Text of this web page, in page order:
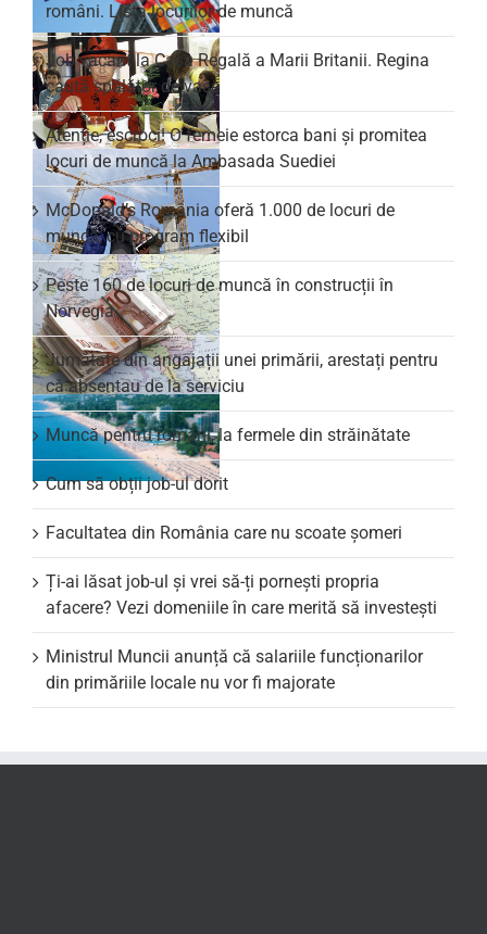
români. Lista locurilor de muncă
Job vacant la Casa Regală a Marii Britanii. Regina
caută spălător de vase
Atenție, escroci! O femeie estorca bani și promitea
locuri de muncă la Ambasada Suediei
McDonald’s România oferă 1.000 de locuri de
muncă, cu program flexibil
Peste 160 de locuri de muncă în construcții în
Norvegia
Jumătate din angajații unei primării, arestați pentru
că absentau de la serviciu
Muncă pentru români, la fermele din străinătate
Cum să obții job-ul dorit
Facultatea din România care nu scoate şomeri
Ți-ai lăsat job-ul și vrei să-ți pornești propria
afacere? Vezi domeniile în care merită să investești
Ministrul Muncii anunță că salariile funcționarilor
din primăriile locale nu vor fi majorate